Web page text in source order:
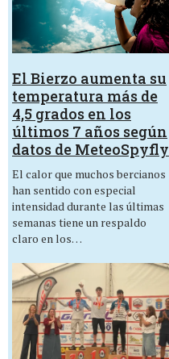
El Bierzo aumenta su
temperatura más de
4,5 grados en los
últimos 7 años según
datos de MeteoSpyfly
El calor que muchos bercianos
han sentido con especial
intensidad durante las últimas
semanas tiene un respaldo
claro en los…